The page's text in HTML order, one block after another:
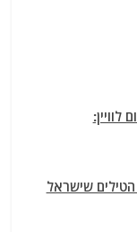
במפעל הטילים שישראל